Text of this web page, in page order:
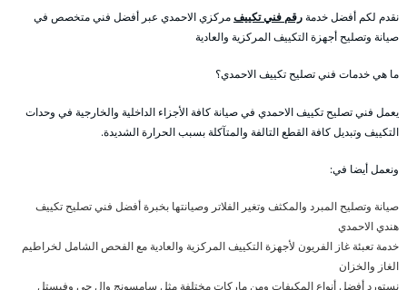
نقدم لكم أفضل خدمةرقم فني تكييفمركزي الاحمدي عبر أفضل فني متخصص في
صيانة وتصليح أجهزة التكييف المركزية والعادية
ما هي خدمات فني تصليح تكييف الاحمدي؟
يعمل فني تصليح تكييف الاحمدي في صيانة كافة الأجزاء الداخلية والخارجية في وحدات
التكييف وتبديل كافة القطع التالفة والمتآكلة بسبب الحرارة الشديدة.
ونعمل أيضا في:
صيانة وتصليح المبرد والمكثف وتغير الفلاتر وصيانتها بخبرة أفضل فني تصليح تكييف
هندي الاحمدي
خدمة تعبئة غاز الفريون لأجهزة التكييف المركزية والعادية مع الفحص الشامل لخراطيم
الغاز والخزان
نستورد أفضل أنواع المكيفات ومن ماركات مختلفة مثل سامسونج وال جي وفيستل